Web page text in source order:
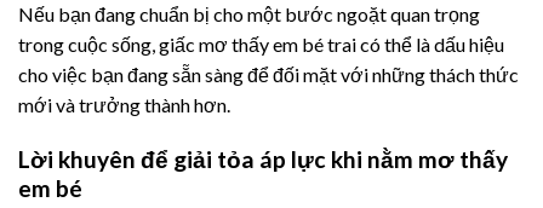
Nếu bạn đang chuẩn bị cho một bước ngoặt quan trọng
trong cuộc sống, giấc mơ thấy em bé trai có thể là dấu hiệu
cho việc bạn đang sẵn sàng để đối mặt với những thách thức
mới và trưởng thành hơn.
Lời khuyên để giải tỏa áp lực khi nằm mơ thấy
em bé